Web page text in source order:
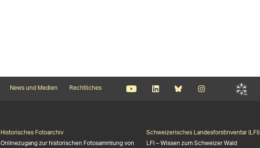
News und Medien Rechtliches
Historisches Fotoarchiv
Onlinezugang zur historischen Fotosammlung von
Schweizerisches Landesforstinventar (LFI)
LFI – Wissen zum Schweizer Wald